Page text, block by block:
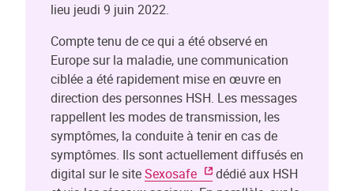
lieu jeudi 9 juin 2022.
Compte tenu de ce qui a été observé en
Europe sur la maladie, une communication
ciblée a été rapidement mise en œuvre en
direction des personnes HSH. Les messages
rappellent les modes de transmission, les
symptômes, la conduite à tenir en cas de
symptômes. Ils sont actuellement diffusés en
digital sur le siteSexosafe
dédié aux HSH